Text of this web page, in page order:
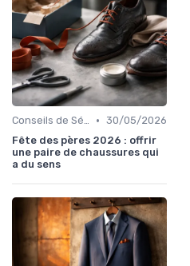
Conseils de Sélection • 30/05/2026
Fête des pères 2026 : offrir
une paire de chaussures qui
a du sens